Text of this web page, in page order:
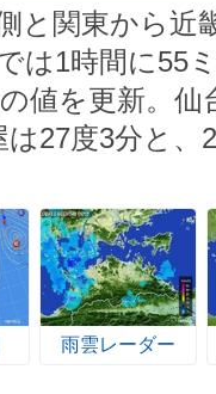
と関東から近
は1時間に55
値を更新。仙
は27度3分と
雨雲レーダー